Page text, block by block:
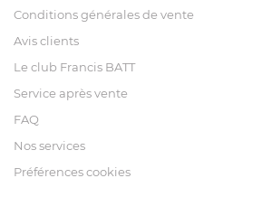
Conditions générales de vente
Avis clients
Le club Francis BATT
Service après vente
FAQ
Nos services
Préférences cookies